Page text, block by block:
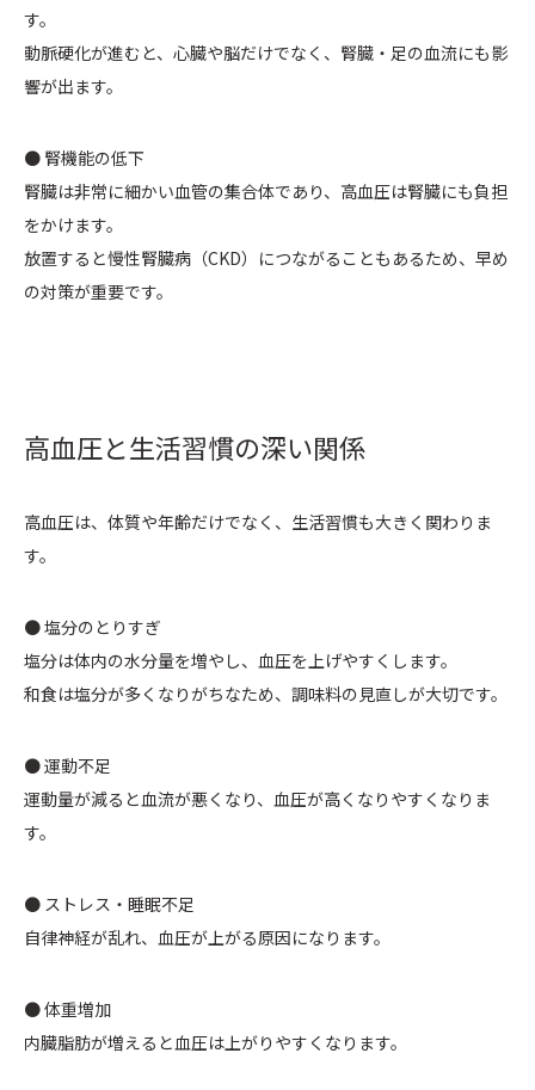
す。
動脈硬化が進むと、心臓や脳だけでなく、腎臓・足の血流にも影
響が出ます。
● 腎機能の低下
腎臓は非常に細かい血管の集合体であり、高血圧は腎臓にも負担
をかけます。
放置すると慢性腎臓病（CKD）につながることもあるため、早め
の対策が重要です。
高血圧と生活習慣の深い関係
高血圧は、体質や年齢だけでなく、生活習慣も大きく関わりま
す。
● 塩分のとりすぎ
塩分は体内の水分量を増やし、血圧を上げやすくします。
和食は塩分が多くなりがちなため、調味料の見直しが大切です。
● 運動不足
運動量が減ると血流が悪くなり、血圧が高くなりやすくなりま
す。
● ストレス・睡眠不足
自律神経が乱れ、血圧が上がる原因になります。
● 体重増加
内臓脂肪が増えると血圧は上がりやすくなります。